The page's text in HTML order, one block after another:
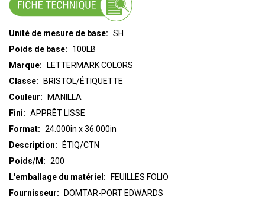
Classe:
BRISTOL/ÉTIQUETTE
Couleur:
MANILLA
Description: ÉTIQ/CTN
Fini: APPRÊT LISSE
Fournisseur: DOMTAR-PORT EDWARDS
L'emballage du matériel: FEUILLES FOLIO
Marque: LETTERMARK COLORS
Poids de base: 100LB
Poids/M: 200
Unité de mesure de base: SH
Format: 24.000in x 36.000in